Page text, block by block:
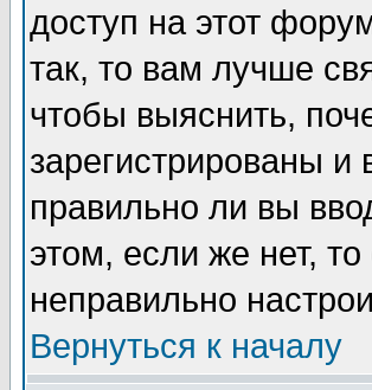
доступ на этот
так, то вам лучше
чтобы выяснить,
зарегистрированы и
правильно ли вы
этом, если же нет,
неправильно
Вернуться к началу